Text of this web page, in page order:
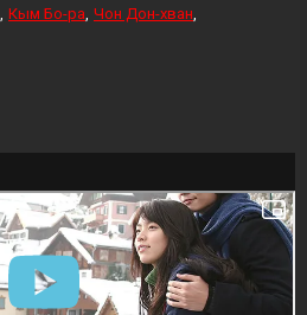
Кым Бо-ра Чон Дон-хван